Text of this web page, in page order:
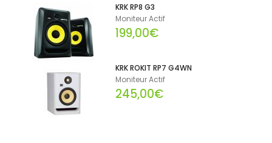
KRK RP8 G3
Moniteur Actif
199,00€
KRK ROKIT RP7 G4WN
Moniteur Actif
245,00€